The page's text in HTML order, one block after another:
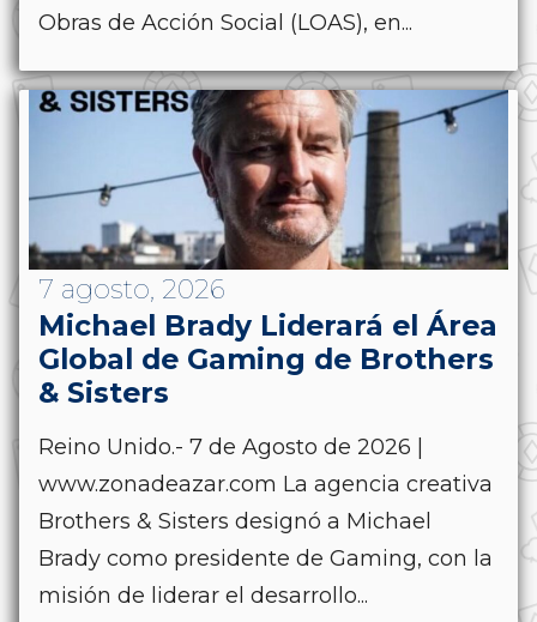
Obras de Acción Social (LOAS), en...
7 agosto, 2026
Michael Brady Liderará el Área
Global de Gaming de Brothers
& Sisters
Reino Unido.- 7 de Agosto de 2026 |
www.zonadeazar.com La agencia creativa
Brothers & Sisters designó a Michael
Brady como presidente de Gaming, con la
misión de liderar el desarrollo...